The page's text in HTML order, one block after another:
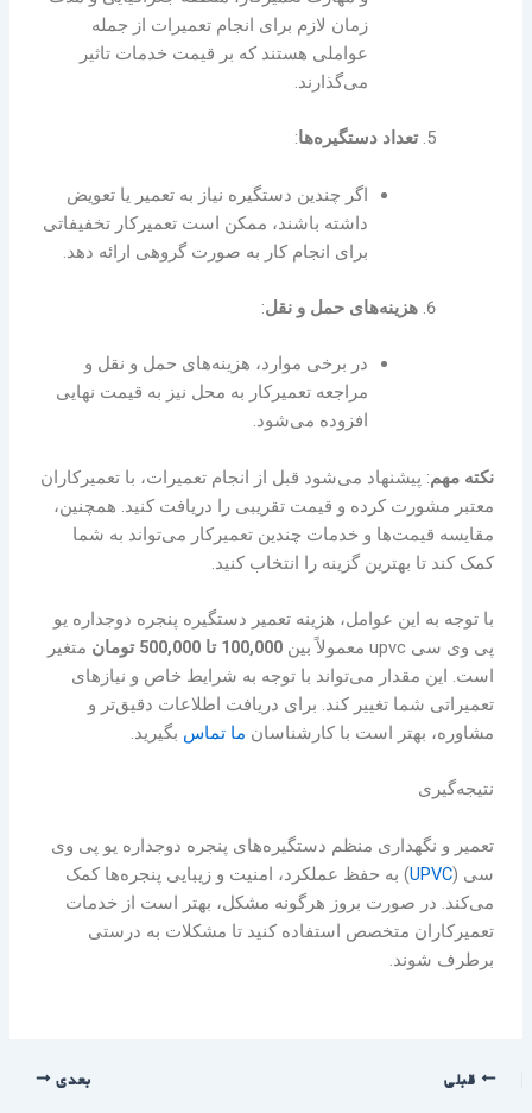
زمان لازم برای انجام تعمیرات از جمله
عواملی هستند که بر قیمت خدمات تاثیر
می‌گذارند.
تعداد دستگیره‌ها:
اگر چندین دستگیره نیاز به تعمیر یا تعویض
داشته باشند، ممکن است تعمیرکار تخفیفاتی
برای انجام کار به صورت گروهی ارائه دهد.
هزینه‌های حمل و نقل:
در برخی موارد، هزینه‌های حمل و نقل و
مراجعه تعمیرکار به محل نیز به قیمت نهایی
افزوده می‌شود.
نکته مهم: پیشنهاد می‌شود قبل از انجام تعمیرات، با تعمیرکاران
معتبر مشورت کرده و قیمت تقریبی را دریافت کنید. همچنین،
مقایسه قیمت‌ها و خدمات چندین تعمیرکار می‌تواند به شما
کمک کند تا بهترین گزینه را انتخاب کنید.
با توجه به این عوامل، هزینه تعمیر دستگیره پنجره دوجداره یو
پی وی سی upvc معمولاً بین
100,000 تا 500,000 تومان
متغیر
است. این مقدار می‌تواند با توجه به شرایط خاص و نیازهای
تعمیراتی شما تغییر کند. برای دریافت اطلاعات دقیق‌تر و
مشاوره، بهتر است با کارشناسان ما تماس بگیرید.
نتیجه‌گیری
تعمیر و نگهداری منظم دستگیره‌های پنجره دوجداره یو پی وی
سی (UPVC) به حفظ عملکرد، امنیت و زیبایی پنجره‌ها کمک
می‌کند. در صورت بروز هرگونه مشکل، بهتر است از خدمات
تعمیرکاران متخصص استفاده کنید تا مشکلات به درستی
برطرف شوند.
قبلی بعدی